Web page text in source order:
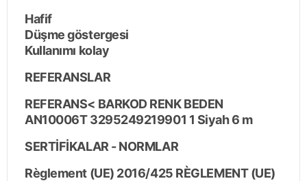
Hafif
Düşme göstergesi
Kullanımı kolay
REFERANSLAR
REFERANS< BARKOD RENK BEDEN
AN10006T 3295249219901 1 Siyah 6 m
SERTİFİKALAR - NORMLAR
Règlement (UE) 2016/425 RÈGLEMENT (UE)